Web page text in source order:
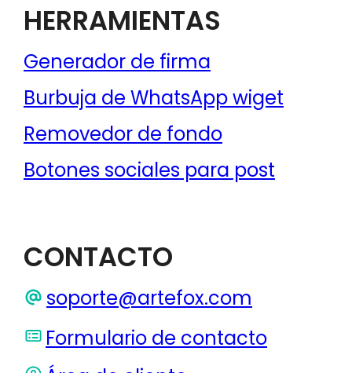
Generador de firma
Burbuja de WhatsApp wiget
Removedor de fondo
Botones sociales para post
soporte@artefox.com
Formulario de contacto
Área de cliente